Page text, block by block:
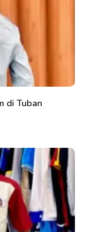
di Tuban